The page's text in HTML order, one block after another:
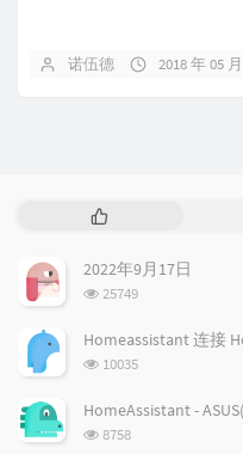
诺伍德 2018 年 05
热
文
章
2022年9月17日
浏
次
25749
Homeassistant 连接
浏
次
10035
HomeAssistant -
浏
8758